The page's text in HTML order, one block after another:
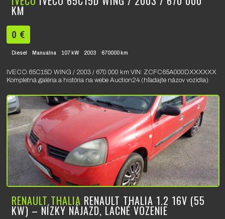
KM
0 €
Diesel Manuálna 107 kW 2003 670000 km
IVECO 65C15D WING / 2003 / 670 000 km VIN: ZCFC65A000DXXXXXX
Kompletná galéria a história na webe Auction24 (hľadajte názov vozidla).
RENAULT THALIA RENAULT THALIA 1.2 16V (55
KW) – NÍZKY NÁJAZD, LACNÉ VOZENIE